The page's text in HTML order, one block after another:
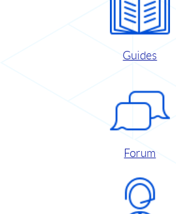
Guides
Forum